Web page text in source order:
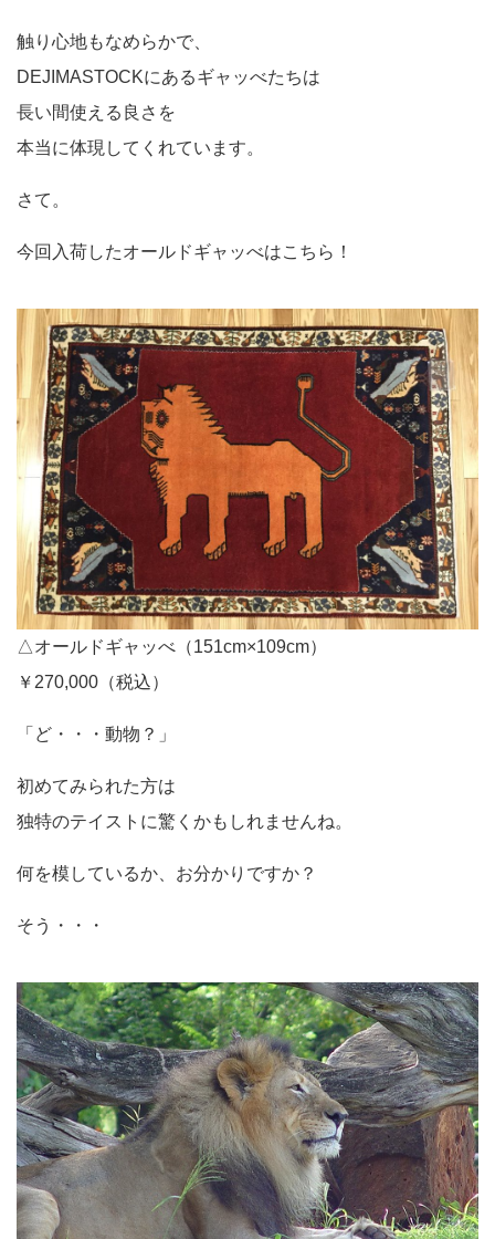
触り心地もなめらかで、
DEJIMASTOCKにあるギャッべたちは
長い間使える良さを
本当に体現してくれています。
さて。
今回入荷したオールドギャッべはこちら！
△オールドギャッべ（151cm×109cm）
￥270,000（税込）
「ど・・・動物？」
初めてみられた方は
独特のテイストに驚くかもしれませんね。
何を模しているか、お分かりですか？
そう・・・